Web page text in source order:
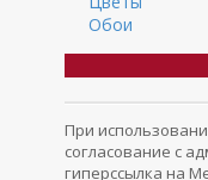
Обои
При
согласование с
гиперссылка на